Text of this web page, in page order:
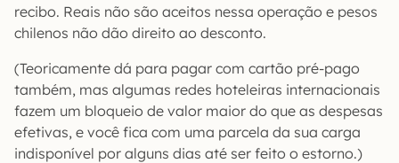
recibo. Reais não são aceitos nessa operação e pesos
chilenos não dão direito ao desconto.
(Teoricamente dá para pagar com cartão pré-pago
também, mas algumas redes hoteleiras internacionais
fazem um bloqueio de valor maior do que as despesas
efetivas, e você fica com uma parcela da sua carga
indisponível por alguns dias até ser feito o estorno.)